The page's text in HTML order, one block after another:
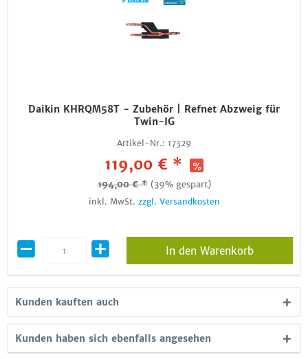
Daikin KHRQM58T - Zubehör | Refnet Abzweig für
Twin-IG
Artikel-Nr.: 17329
119,00 € *
194,00 € * (39% gespart)
inkl. MwSt. zzgl. Versandkosten
In den Warenkorb
Kunden kauften auch
Kunden haben sich ebenfalls angesehen